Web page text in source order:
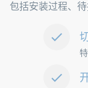
包括安装过程、